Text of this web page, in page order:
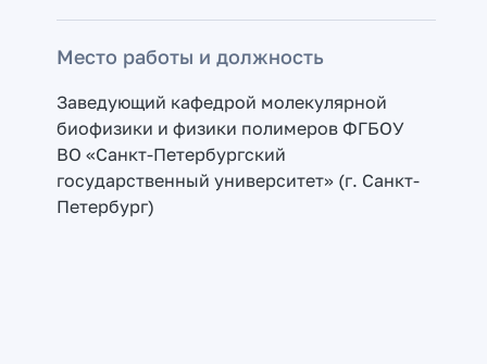
Место работы и должность
Заведующий кафедрой молекулярной
биофизики и физики полимеров ФГБОУ
ВО «Санкт-Петербургский
государственный университет» (г. Санкт-
Петербург)